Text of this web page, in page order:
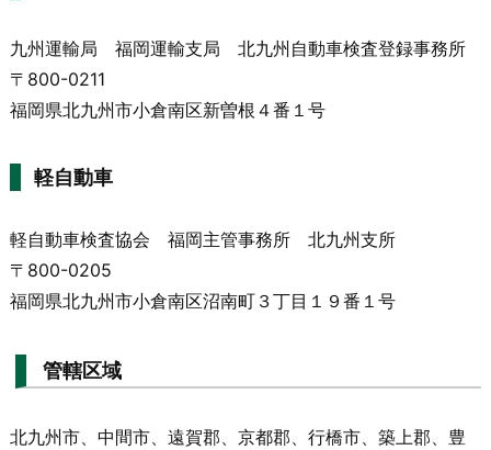
九州運輸局 福岡運輸支局 北九州自動車検査登録事務所
〒800-0211
福岡県北九州市小倉南区新曽根４番１号
軽自動車
軽自動車検査協会 福岡主管事務所 北九州支所
〒800-0205
福岡県北九州市小倉南区沼南町３丁目１９番１号
管轄区域
北九州市、中間市、遠賀郡、京都郡、行橋市、築上郡、豊